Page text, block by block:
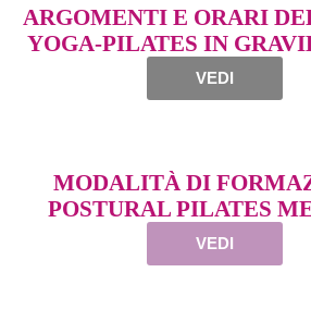
ARGOMENTI E ORARI
YOGA-PILATES IN
VEDI
MODALITÀ DI
POSTURAL PILATES
VEDI